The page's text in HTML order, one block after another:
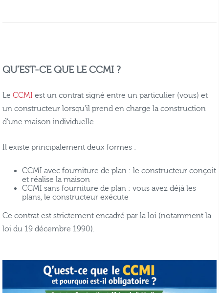
QU’EST-CE QUE LE CCMI ?
Le CCMI est un contrat signé entre un particulier (vous) et
un constructeur lorsqu’il prend en charge la construction
d’une maison individuelle.
Il existe principalement deux formes :
CCMI avec fourniture de plan : le constructeur conçoit
et réalise la maison
CCMI sans fourniture de plan : vous avez déjà les
plans, le constructeur exécute
Ce contrat est strictement encadré par la loi (notamment la
loi du 19 décembre 1990).